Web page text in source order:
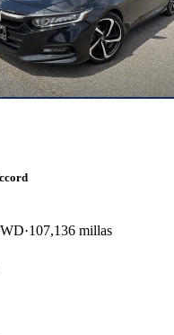
107,136 millas